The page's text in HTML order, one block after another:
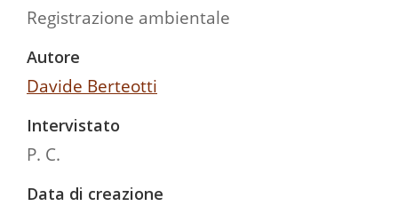
Registrazione ambientale
Autore
Davide Berteotti
Intervistato
P. C.
Data di creazione